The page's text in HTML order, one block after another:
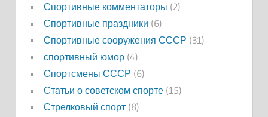
Спортивные комментаторы (2)
Спортивные праздники (6)
Спортивные сооружения СССР (31)
спортивный юмор(4)
Спортсмены СССР (6)
Статьи о советском спорте(15)
Стрелковый спорт(8)